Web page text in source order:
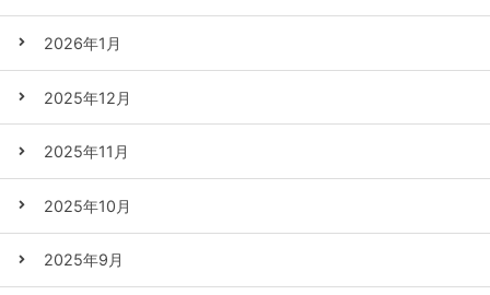
2026年1月
2025年12月
2025年11月
2025年10月
2025年9月